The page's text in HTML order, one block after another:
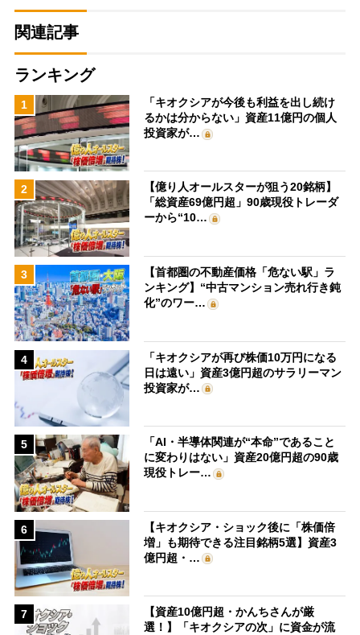
関連記事
ランキング
1
「キオクシアが今後も利益を出し続け
るかは分からない」資産11億円の個人
投資家が…
2
【億り人オールスターが狙う20銘柄】
「総資産69億円超」90歳現役トレーダ
ーから“10…
3
【首都圏の不動産価格「危ない駅」ラ
ンキング】“中古マンション売れ行き鈍
化”のワー…
4
「キオクシアが再び株価10万円になる
日は遠い」資産3億円超のサラリーマン
投資家が…
5
「AI・半導体関連が“本命”であること
に変わりはない」資産20億円超の90歳
現役トレー…
6
【キオクシア・ショック後に「株価倍
増」も期待できる注目銘柄5選】資産3
億円超・…
7
【資産10億円超・かんちさんが厳
選！】「キオクシアの次」に資金が流